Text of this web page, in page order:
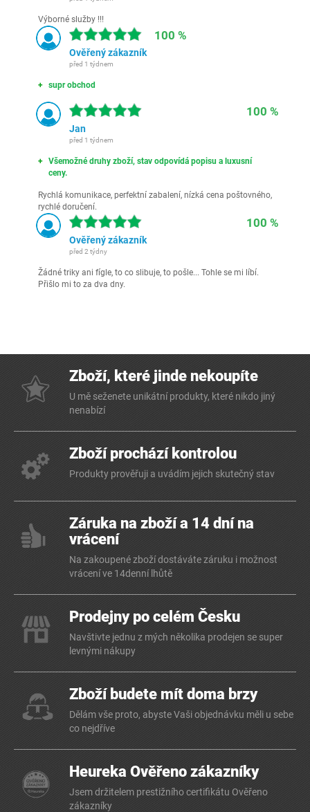
Výborné služby !!!
100 %
Ověřený zákazník
před 1 týdnem
supr obchod
100 %
Jan
před 1 týdnem
Všemožné druhy zboží, stav odpovídá popisu a luxusní
ceny.
Rychlá komunikace, perfektní zabalení, nízká cena poštovného,
rychlé doručení.
100 %
Ověřený zákazník
před 2 týdny
Žádné triky ani fígle, to co slibuje, to pošle... Tohle se mi líbí.
Přišlo mi to za dva dny.
Zboží, které jinde nekoupíte
U mě seženete unikátní produkty, které nikdo jiný
nenabízí
Zboží prochází kontrolou
Produkty prověřuji a uvádím jejich skutečný stav
Záruka na zboží a 14 dní na
vrácení
Na zakoupené zboží dostáváte záruku i možnost
vrácení ve 14denní lhůtě
Prodejny po celém Česku
Navštivte jednu z mých několika prodejen se super
levnými nákupy
Zboží budete mít doma brzy
Dělám vše proto, abyste Vaši objednávku měli u sebe
co nejdříve
Heureka Ověřeno zákazníky
Jsem držitelem prestižního certifikátu Ověřeno
zákazníky